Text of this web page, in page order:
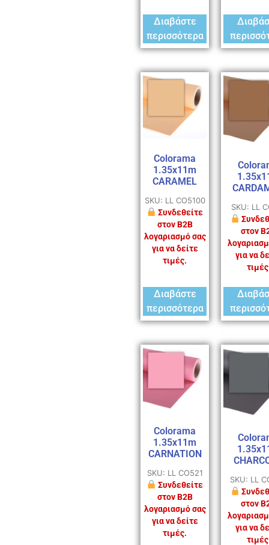
Διαβάστε
περισσότερα
Colorama
1.35x11m
CARAMEL
SKU: LL CO5100
Συνδεθείτε
στον B2B
λογαριασμό σας
για να δείτε
τιμές.
Διαβάστε
περισσότερα
SKU: LL
στον
για να
Colorama
1.35x11m
CARNATION
SKU: LL CO521
Συνδεθείτε
στον B2B
λογαριασμό σας
για να δείτε
τιμές.
SKU: LL
στον
για να